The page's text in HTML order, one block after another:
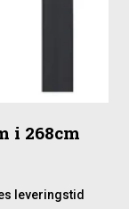
i 268cm
leveringstid